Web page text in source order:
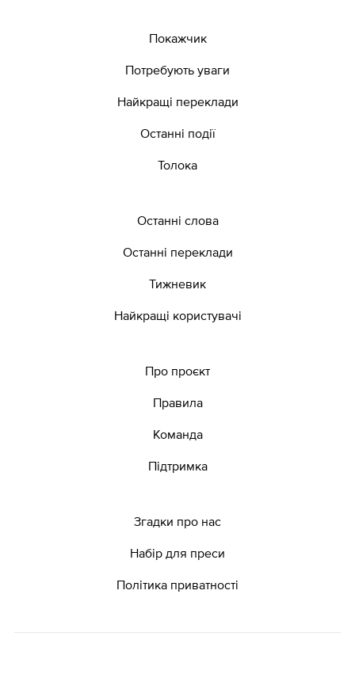
Покажчик
Потребують уваги
Найкращі переклади
Останні події
Толока
Останні слова
Останні переклади
Тижневик
Найкращі користувачі
Про проєкт
Правила
Команда
Підтримка
Згадки про нас
Набір для преси
Політика приватності